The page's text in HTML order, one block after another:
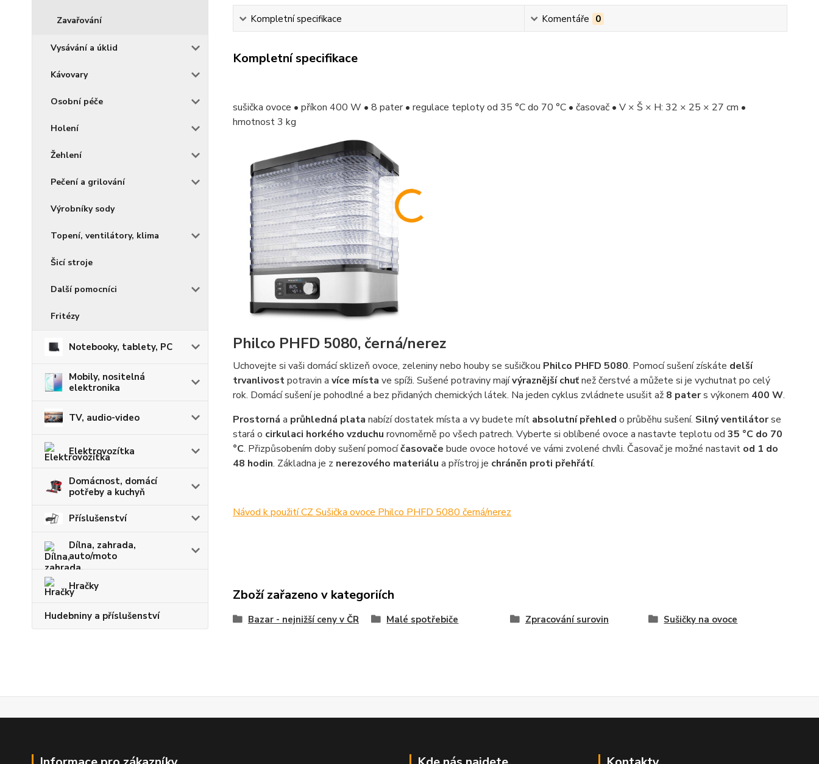
Zavařování
Vysávání a úklid
Kávovary
Osobní péče
Holení
Žehlení
Pečení a grilování
Výrobníky sody
Topení, ventilátory, klima
Šicí stroje
Další pomocníci
Fritézy
Notebooky, tablety, PC
Mobily, nositelná
elektronika
TV, audio-video
Elektrovozítka
Domácnost, domácí
potřeby a kuchyň
Příslušenství
Dílna, zahrada,
auto/moto
Hračky
Hudebniny a příslušenství
Kompletní specifikace Komentáře 0
Kompletní specifikace
sušička ovoce • příkon 400 W • 8 pater • regulace teploty od 35 °C do 70 °C • časovač • V × Š × H: 32 × 25 × 27 cm •
hmotnost 3 kg
Philco PHFD 5080, černá/nerez
Uchovejte si vaši domácí sklizeň ovoce, zeleniny nebo houby se sušičkou Philco PHFD 5080. Pomocí sušení získáte delší
trvanlivostpotravin a více místa ve spíži. Sušené potraviny majívýraznější chuťnež čerstvé a můžete si je vychutnat po celý
rok. Domácí sušení je pohodlné a bez přidaných chemických látek. Na jeden cyklus zvládnete usušit až 8 paters výkonem 400 W.
Prostorná a průhledná plata nabízí dostatek místa a vy budete mít absolutní přehled o průběhu sušení. Silný ventilátorse
stará o cirkulaci horkého vzduchu rovnoměrně po všech patrech. Vyberte si oblíbené ovoce a nastavte teplotu od 35 °C do 70
°C. Přizpůsobením doby sušení pomocíčasovače bude ovoce hotové ve vámi zvolené chvíli. Časovač je možné nastavit od 1 do
48 hodin. Základna je z nerezového materiálu a přístroj je chráněn proti přehřátí.
Návod k použití CZ Sušička ovoce Philco PHFD 5080 černá/nerez
Zboží zařazeno v kategoriích
Bazar - nejnižší ceny v ČR Malé spotřebiče Zpracování surovin Sušičky na ovoce